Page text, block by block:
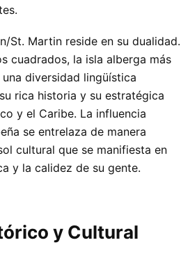
St. Martin reside en su dualidad.
cuadrados, la isla alberga más
diversidad lingüística
rica historia y su estratégica
y el Caribe. La influencia
se entrelaza de manera
cultural que se manifiesta en
y la calidez de su gente.
y Cultural